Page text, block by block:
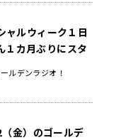
ャルウィーク１日
１カ月ぶりにスタ
ルデンラジオ！
金）のゴールデ